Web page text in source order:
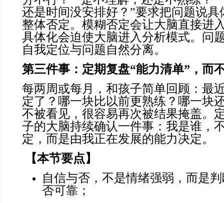
还是时间没安排好？”要求把问题说
整体否定。模糊否定会让大脑直接进
具体化会迫使大脑进入分析模式。问
自我定位与问题自然分离。
第三件事：定期复盘“能力清单”，而
每两周或每月，和孩子简单回顾：最
定了？哪一块比以前更熟练？哪一块
不被看见，很容易再次被结果掩盖。
子的大脑持续确认一件事：我是谁，
定，而是由我正在发展的能力决定。
【本节要点】
自信与否，不是情绪强弱，而是
否可靠；